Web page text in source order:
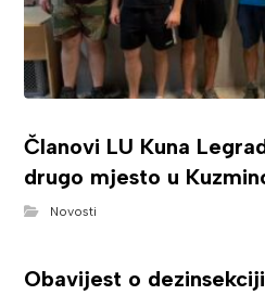
Članovi LU Kuna
drugo mjesto u
Novosti
Obavijest o